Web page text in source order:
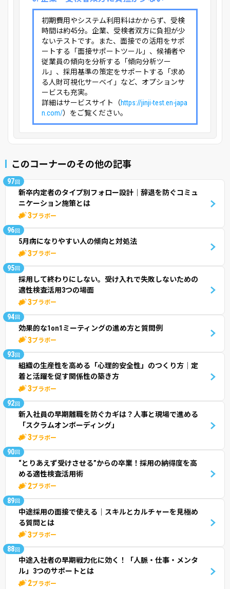
初期費用やシステム利用料はかからず、受検
時間は約45分。企業、受検者双方に負担が少
ないテストです。また、面接での活用をサポ
ートする「面接サポートツール」、候補者や
従業員の傾向を分析する「傾向分析ツー
ル」、採用基準の策定をサポートする「求め
る人財可視化サーベイ」など、オプションサ
ービスも充実。
詳細はサービスサイト（https://jinji-test.en-japa
n.com/）をご覧ください。
このコーナーのその他の記事
97回
新卒内定者のタイプ別フォロー設計｜辞退を防ぐコミュ
ニケーション施策とは
3ブラボー
96回
5月病になりやすい人の傾向と対処法
3ブラボー
95回
採用して終わりにしない。受け入れで失敗しないための
適性検査活用3つの場面
3ブラボー
94回
効果的な1on1ミーティングの進め方と質問例
3ブラボー
93回
組織の生産性を高める「心理的安全性」のつくり方｜定
着と活躍を促す関係性の築き方
3ブラボー
92回
新入社員の早期離職を防ぐカギは？人事と現場で進める
「スクラムオンボーディング」
3ブラボー
90回
“とりあえず受けさせる”からの卒業！採用の納得度を高
める適性検査活用術
2ブラボー
89回
中途採用の面接で使える｜スキルとカルチャーを見極め
る質問とは
3ブラボー
88回
中途入社者の早期戦力化に効く！「人脈・仕事・メンタ
ル」3つのサポートとは
2ブラボー